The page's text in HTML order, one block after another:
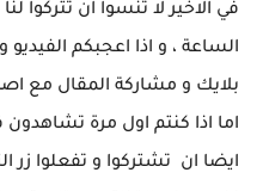
في الاخير لا تنسوا ان تتركوا
الساعة ، و اذا اعجبكم
بلايك و مشاركة المقال مع
اما اذا كنتم اول مرة تشاهدون
ايضا ان تشتركوا و تفعلوا زر